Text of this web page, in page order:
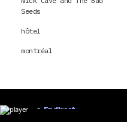
Seeds
hôtel
montréal
En direct